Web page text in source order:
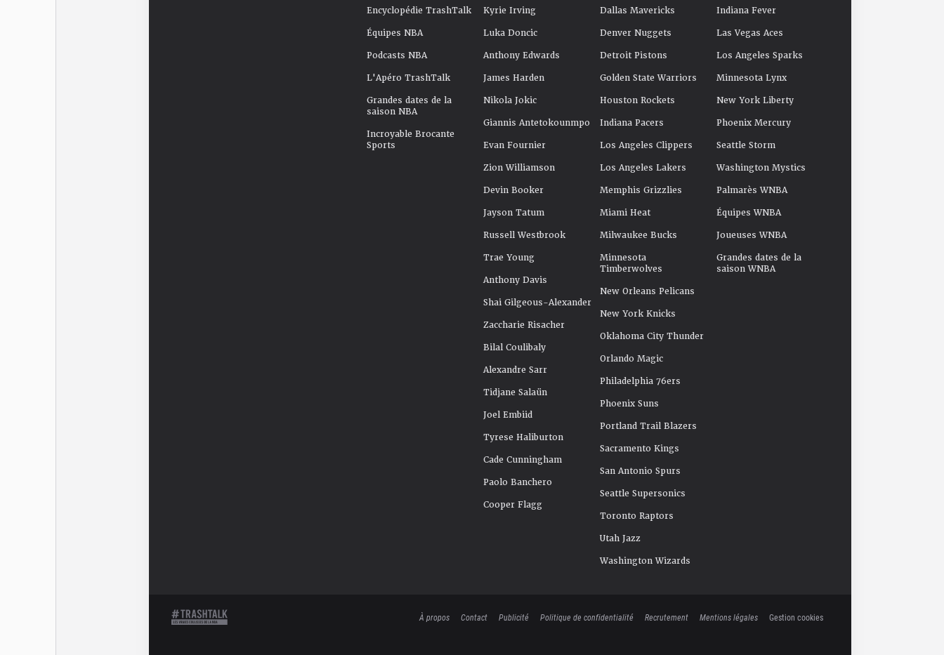
Encyclopédie TrashTalk
Équipes NBA
Podcasts NBA
L'Apéro TrashTalk
Grandes dates de la
saison NBA
Incroyable Brocante
Sports
Kyrie Irving
Luka Doncic
Anthony Edwards
James Harden
Nikola Jokic
Giannis Antetokounmpo
Evan Fournier
Zion Williamson
Devin Booker
Jayson Tatum
Russell Westbrook
Trae Young
Anthony Davis
Shai Gilgeous-Alexander
Zaccharie Risacher
Bilal Coulibaly
Alexandre Sarr
Tidjane Salaün
Joel Embiid
Tyrese Haliburton
Cade Cunningham
Paolo Banchero
Cooper Flagg
Dallas Mavericks
Denver Nuggets
Detroit Pistons
Golden State Warriors
Houston Rockets
Indiana Pacers
Los Angeles Clippers
Los Angeles Lakers
Memphis Grizzlies
Miami Heat
Milwaukee Bucks
Minnesota
Timberwolves
New Orleans Pelicans
New York Knicks
Oklahoma City Thunder
Orlando Magic
Philadelphia 76ers
Phoenix Suns
Portland Trail Blazers
Sacramento Kings
San Antonio Spurs
Seattle Supersonics
Toronto Raptors
Utah Jazz
Washington Wizards
Indiana Fever
Las Vegas Aces
Los Angeles Sparks
Minnesota Lynx
New York Liberty
Phoenix Mercury
Seattle Storm
Washington Mystics
Palmarès WNBA
Équipes WNBA
Joueuses WNBA
Grandes dates de la
saison WNBA
À propos Contact Publicité Politique de confidentialité Recrutement Mentions légales Gestion cookies